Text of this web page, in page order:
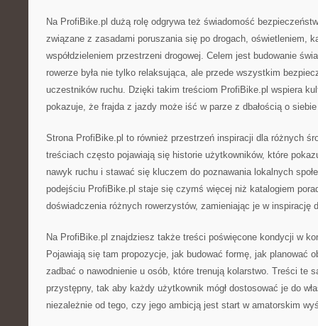
Na ProfiBike.pl dużą rolę odgrywa też świadomość
związane z zasadami poruszania się po drogach, oświetleniem,
współdzieleniem przestrzeni drogowej. Celem jest budowanie
rowerze była nie tylko relaksująca, ale przede wszystkim
uczestników ruchu. Dzięki takim treściom ProfiBike.pl wspiera
pokazuje, że frajda z jazdy może iść w parze z dbałością o
Strona ProfiBike.pl to również przestrzeń inspiracji dla różnych
treściach często pojawiają się historie użytkowników, które
nawyk ruchu i stawać się kluczem do poznawania lokalnych
podejściu ProfiBike.pl staje się czymś więcej niż katalogiem
doświadczenia różnych rowerzystów, zamieniając je w inspirację
Na ProfiBike.pl znajdziesz także treści poświęcone kondycji w
Pojawiają się tam propozycje, jak budować formę, jak planować
zadbać o nawodnienie u osób, które trenują kolarstwo. Treści te
przystępny, tak aby każdy użytkownik mógł dostosować je do
niezależnie od tego, czy jego ambicją jest start w amatorskim